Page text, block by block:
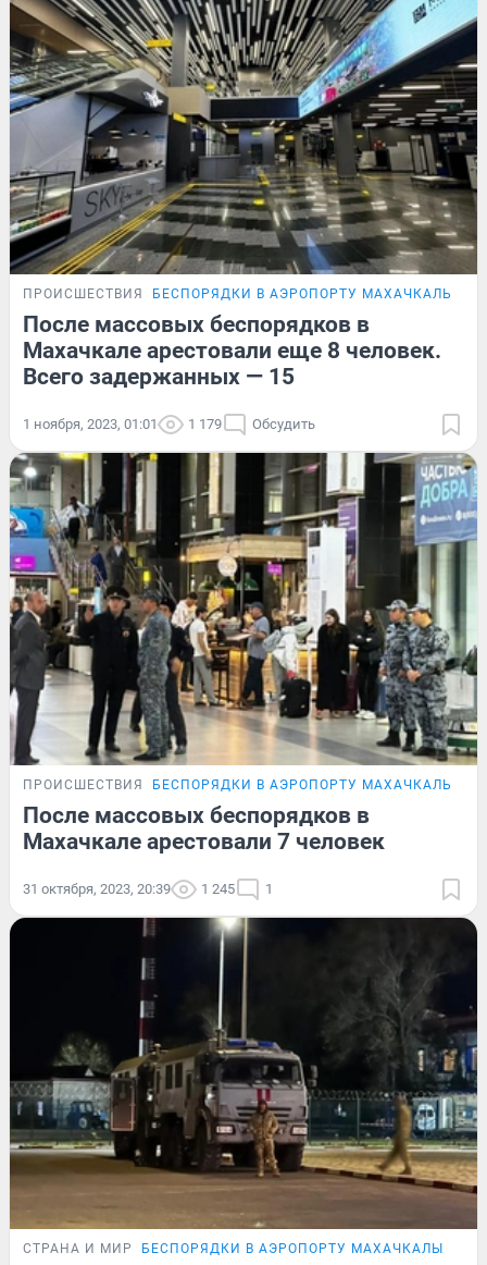
ПРОИСШЕСТВИЯ БЕСПОРЯДКИ В АЭРОПОРТУ МАХАЧКАЛЫ
После массовых беспорядков в
Махачкале арестовали еще 8 человек.
Всего задержанных — 15
1 ноября, 2023, 01:01 1 179 Обсудить
ПРОИСШЕСТВИЯ БЕСПОРЯДКИ В АЭРОПОРТУ МАХАЧКАЛЫ
После массовых беспорядков в
Махачкале арестовали 7 человек
31 октября, 2023, 20:39 1 245 1
СТРАНА И МИР БЕСПОРЯДКИ В АЭРОПОРТУ МАХАЧКАЛЫ